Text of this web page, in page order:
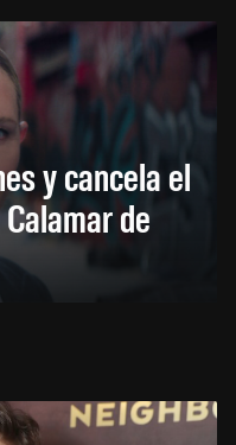
y cancela el
de